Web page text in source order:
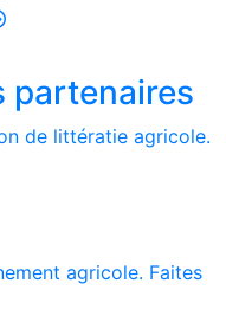
partenaires
de littératie agricole.
agricole. Faites